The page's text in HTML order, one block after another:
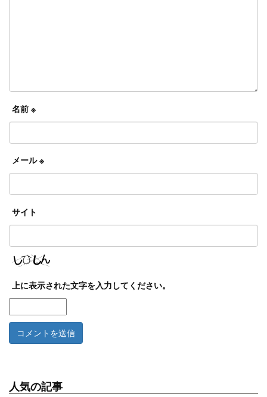
名前 ※
メール※
サイト
上に表示された文字を入力してください。
人気の記事